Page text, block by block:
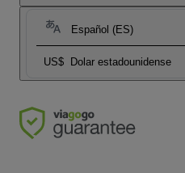
Español (ES)
US$ Dolar estadounidense